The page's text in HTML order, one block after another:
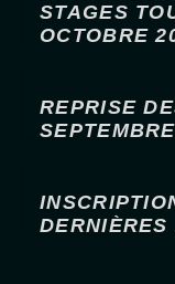
STAGES
OCTOBRE
REPRISE